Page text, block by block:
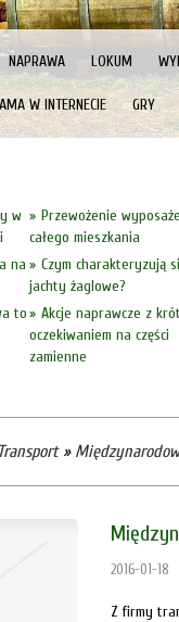
NAPRAWA LOKUM
W INTERNECIE GRY
Przewożenie
całego mieszkania
w
Czym charakteryzują
jachty żaglowe?
na
Akcje naprawcze z
oczekiwaniem na części
zamienne
to
Transport»
2016-01-18
Z firmy